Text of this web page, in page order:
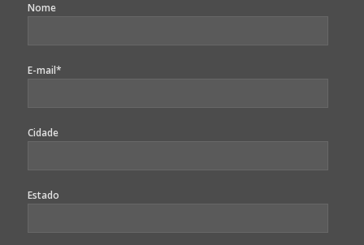
Nome
E-mail*
Cidade
Estado